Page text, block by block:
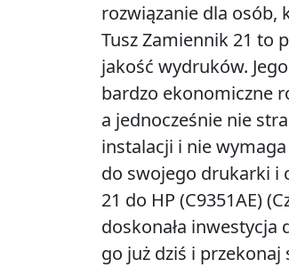
rozwiązanie dla osób,
Tusz Zamiennik 21 to
jakość wydruków.
bardzo ekonomiczne
a jednocześnie nie
instalacji i nie
do swojego drukarki i
21 do HP (C9351AE)
doskonała inwestycja
go już dziś i